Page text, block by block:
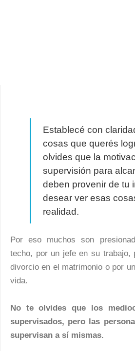
Establecé con
cosas que querés
olvides que la
supervisión para
deben provenir de tu
desear ver esas
realidad.
Por eso muchos son
techo, por un jefe en su trabajo,
divorcio en el matrimonio o por
vida.
No te olvides que los
supervisados, pero las
supervisan a sí mismas.